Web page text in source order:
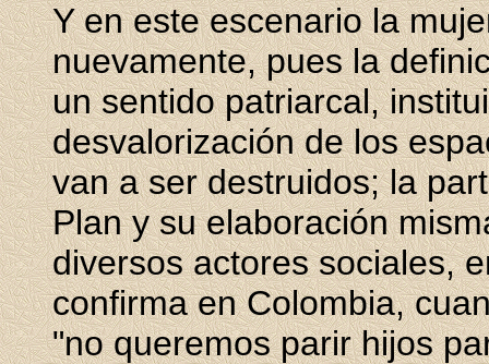
Y en este escenario la
nuevamente, pues la
un sentido patriarcal,
desvalorización de los
van a ser destruidos; la
Plan y su elaboración
diversos actores sociales,
confirma en Colombia,
"no queremos parir hijos